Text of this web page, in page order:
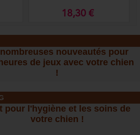
18,30 €
nouveautés pour
de jeux avec votre chien
!
pour l'hygiène et les soins de
votre chien !